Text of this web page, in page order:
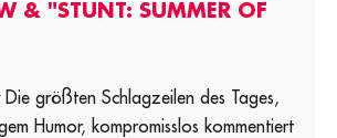
& "STUNT: SUMMER OF
Die größten Schlagzeilen des Tages,
Humor, kompromisslos kommentiert